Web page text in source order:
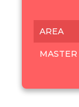
AREA
MASTER